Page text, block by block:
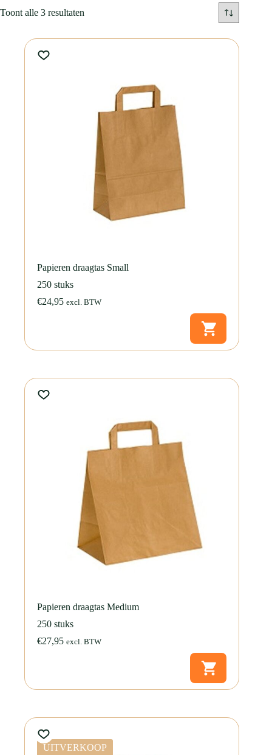
Toont alle 3 resultaten
Papieren draagtas Small
250 stuks
€24,95 excl. BTW
Papieren draagtas Medium
250 stuks
€27,95 excl. BTW
UITVERKOOP